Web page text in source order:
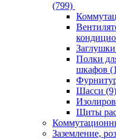
(799)
Заглушки
Полки
шкафов
Шасси (9)
Щиты
Заземление,